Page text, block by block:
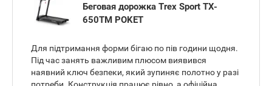
Беговая дорожка Trex Sport TX-
650TM POKET
Для підтримання форми бігаю по пів години щодня.
Під час занять важливим плюсом виявився
наявний ключ безпеки, який зупиняє полотно у разі